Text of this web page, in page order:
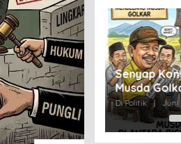
di Bumi
Senyap
Musda
Di Politik | Juni